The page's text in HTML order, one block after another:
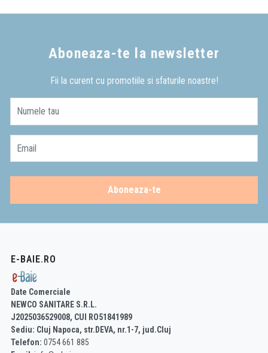
Aboneaza-te la newsletter
Fii la curent cu promotiile si sfaturile noastre!
Numele tau
Email
Aboneaza-te
E-BAIE.RO
Date Comerciale
NEWCO SANITARE S.R.L.
J2025036529008, CUI RO51841989
Sediu: Cluj Napoca, str.DEVA, nr.1-7, jud.Cluj
Telefon: 0754 661 885